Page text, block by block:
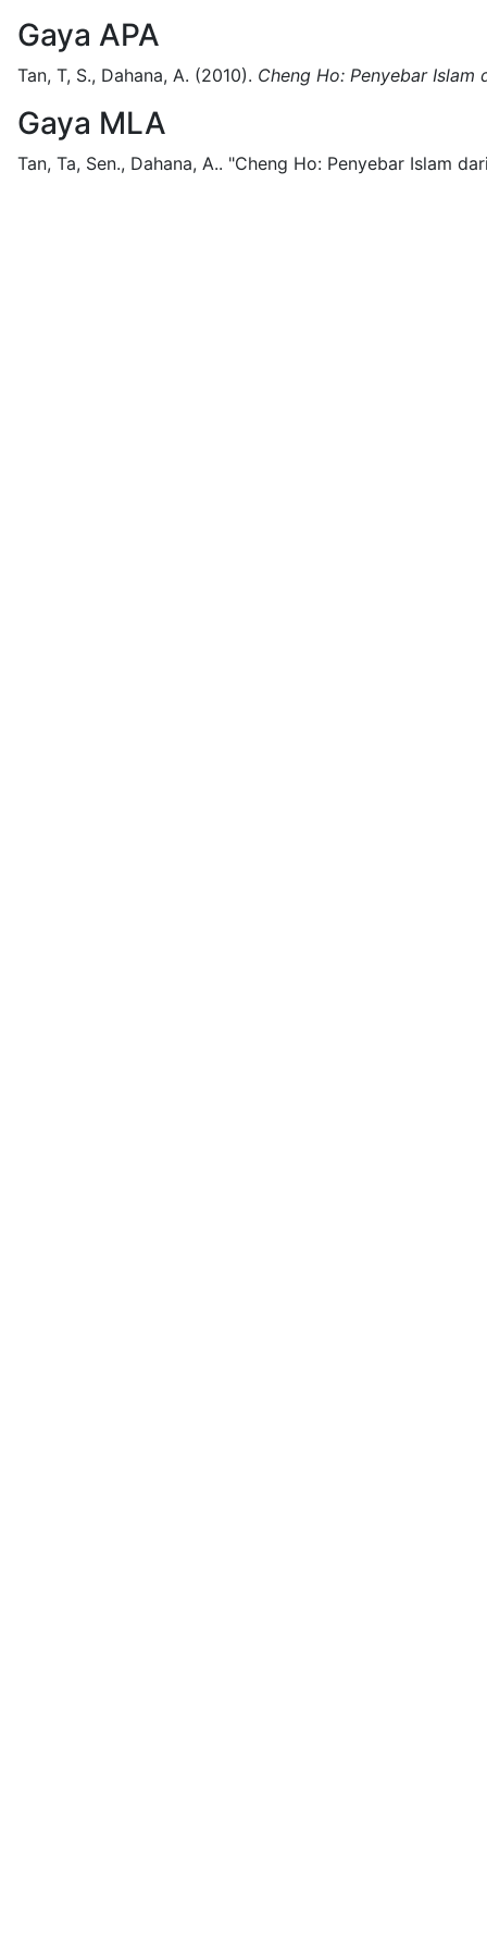
Gaya APA
Tan, T, S., Dahana, A. (2010). Cheng Ho: Penyebar Islam
Gaya MLA
Tan, Ta, Sen., Dahana, A.. "Cheng Ho: Penyebar Islam